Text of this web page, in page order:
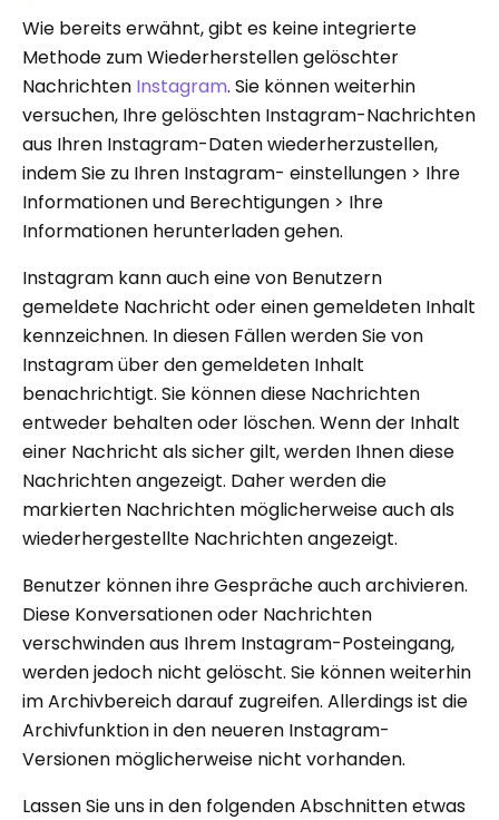
Wie bereits erwähnt, gibt es keine integrierte
Methode zum Wiederherstellen gelöschter
Nachrichten Instagram. Sie können weiterhin
versuchen, Ihre gelöschten Instagram-Nachrichten
aus Ihren Instagram-Daten wiederherzustellen,
indem Sie zu Ihren Instagram- einstellungen > Ihre
Informationen und Berechtigungen > Ihre
Informationen herunterladen gehen.
Instagram kann auch eine von Benutzern
gemeldete Nachricht oder einen gemeldeten Inhalt
kennzeichnen. In diesen Fällen werden Sie von
Instagram über den gemeldeten Inhalt
benachrichtigt. Sie können diese Nachrichten
entweder behalten oder löschen. Wenn der Inhalt
einer Nachricht als sicher gilt, werden Ihnen diese
Nachrichten angezeigt. Daher werden die
markierten Nachrichten möglicherweise auch als
wiederhergestellte Nachrichten angezeigt.
Benutzer können ihre Gespräche auch archivieren.
Diese Konversationen oder Nachrichten
verschwinden aus Ihrem Instagram-Posteingang,
werden jedoch nicht gelöscht. Sie können weiterhin
im Archivbereich darauf zugreifen. Allerdings ist die
Archivfunktion in den neueren Instagram-
Versionen möglicherweise nicht vorhanden.
Lassen Sie uns in den folgenden Abschnitten etwas